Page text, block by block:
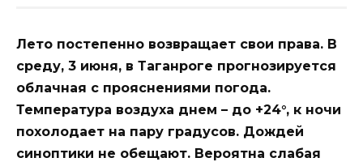
Лето постепенно возвращает свои права. В
среду, 3 июня, в Таганроге прогнозируется
облачная с прояснениями погода.
Температура воздуха днем – до +24°, к ночи
похолодает на пару градусов. Дождей
синоптики не обещают. Вероятна слабая